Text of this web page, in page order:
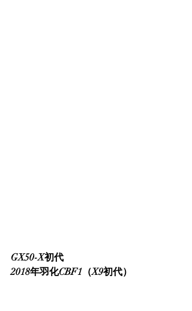
GX50-X初代
2018年羽化CBF1（X9初代）